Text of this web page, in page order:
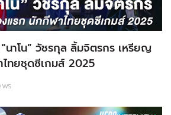
าโน” วัชรกุล ลิ้มจิตรกร เหรียญ
ทยชุดซีเกมส์ 2025